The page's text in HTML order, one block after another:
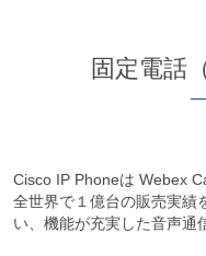
固定電話
Cisco IP Phoneは Webex
全世界で１億台の販売実績
い、機能が充実した音声通